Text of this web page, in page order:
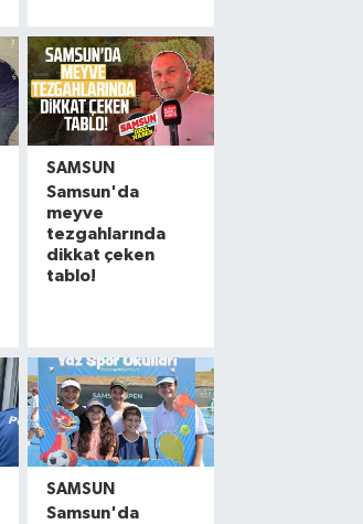
SAMSUN
Samsun'da
meyve
tezgahlarında
dikkat çeken
tablo!
SAMSUN
Samsun'da